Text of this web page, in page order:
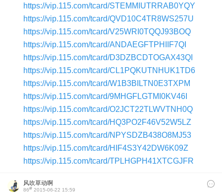
https://vip.115.com/tcard/STEMMIUTRRAB0YQY
https://vip.115.com/tcard/QVD10C4TR8WS257U
https://vip.115.com/tcard/V25WRI0TQQJ93BOQ
https://vip.115.com/tcard/ANDAEGFTPHIIF7QI
https://vip.115.com/tcard/D3DZBCDTOGAX43QI
https://vip.115.com/tcard/CL1PQKUTNHUK1TD6
https://vip.115.com/tcard/W1B3BILTN0E3TXPM
https://vip.115.com/tcard/9MHGFLGTMI0KV46I
https://vip.115.com/tcard/O2JCT22TLWVTNH0Q
https://vip.115.com/tcard/HQ3PO2F46V52W5LZ
https://vip.115.com/tcard/NPYSDZB438O8MJ53
https://vip.115.com/tcard/HIF4S3Y42DW6K09Z
https://vip.115.com/tcard/TPLHGPH41XTCGJFR
风吹草动啊
86# 2015-06-22 15:59